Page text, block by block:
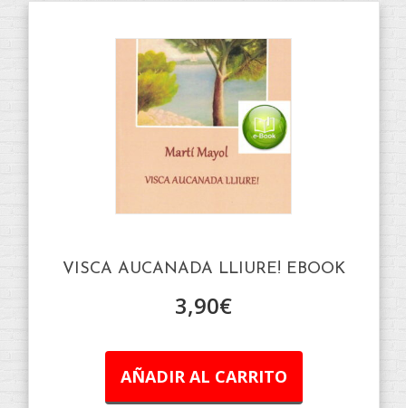
VISCA AUCANADA LLIURE! EBOOK
3,90€
AÑADIR AL CARRITO